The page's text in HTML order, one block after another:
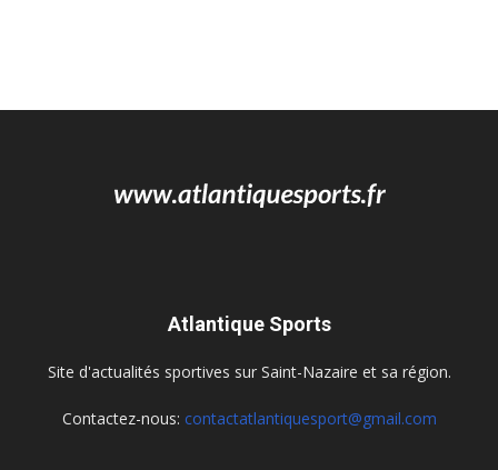
Atlantique Sports
Site d'actualités sportives sur Saint-Nazaire et sa région.
Contactez-nous: contactatlantiquesport@gmail.com